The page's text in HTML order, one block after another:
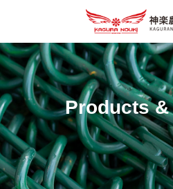
Products